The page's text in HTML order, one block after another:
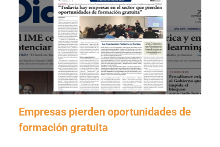
Empresas pierden oportunidades de
formación gratuita